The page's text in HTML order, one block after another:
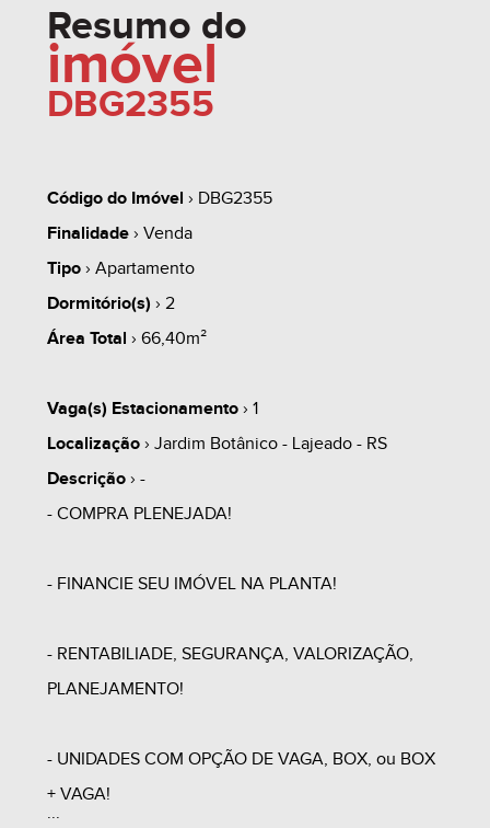
Resumo do
imóvel
DBG2355
Código do Imóvel › DBG2355
Finalidade› Venda
Tipo› Apartamento
Dormitório(s) › 2
Área Total › 66,40m²
Vaga(s) Estacionamento› 1
Localização› Jardim Botânico - Lajeado - RS
Descrição› -
- COMPRA PLENEJADA!
- FINANCIE SEU IMÓVEL NA PLANTA!
- RENTABILIADE, SEGURANÇA, VALORIZAÇÃO,
PLANEJAMENTO!
- UNIDADES COM OPÇÃO DE VAGA, BOX, ou BOX
+ VAGA!